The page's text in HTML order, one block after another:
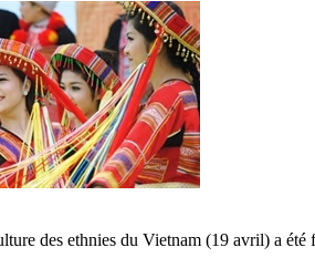
des ethnies du Vietnam (19 avril) a